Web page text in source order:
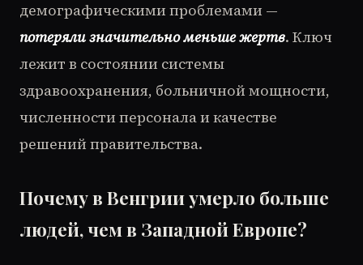
демографическими проблемами —
потеряли значительно меньше жертв. Ключ
лежит в состоянии системы
здравоохранения, больничной мощности,
численности персонала и качестве
решений правительства.
Почему в Венгрии умерло больше
людей, чем в Западной Европе?